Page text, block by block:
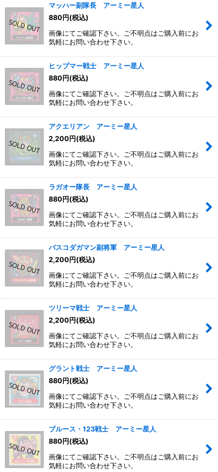
マッハー副隊長 アーミー星人
880円(税込)
画像にてご確認下さい。ご不明点はご購入前にお
気軽にお問い合わせ下さい。
ヒップマー戦士 アーミー星人
880円(税込)
画像にてご確認下さい。ご不明点はご購入前にお
気軽にお問い合わせ下さい。
アクエリアン アーミー星人
2,200円(税込)
画像にてご確認下さい。ご不明点はご購入前にお
気軽にお問い合わせ下さい。
ラガオー隊長 アーミー星人
880円(税込)
画像にてご確認下さい。ご不明点はご購入前にお
気軽にお問い合わせ下さい。
バスコダガマン副将軍 アーミー星人
2,200円(税込)
画像にてご確認下さい。ご不明点はご購入前にお
気軽にお問い合わせ下さい。
ツリーマ戦士 アーミー星人
2,200円(税込)
画像にてご確認下さい。ご不明点はご購入前にお
気軽にお問い合わせ下さい。
グラント戦士 アーミー星人
880円(税込)
画像にてご確認下さい。ご不明点はご購入前にお
気軽にお問い合わせ下さい。
ブルース・123戦士 アーミー星人
880円(税込)
画像にてご確認下さい。ご不明点はご購入前にお
気軽にお問い合わせ下さい。